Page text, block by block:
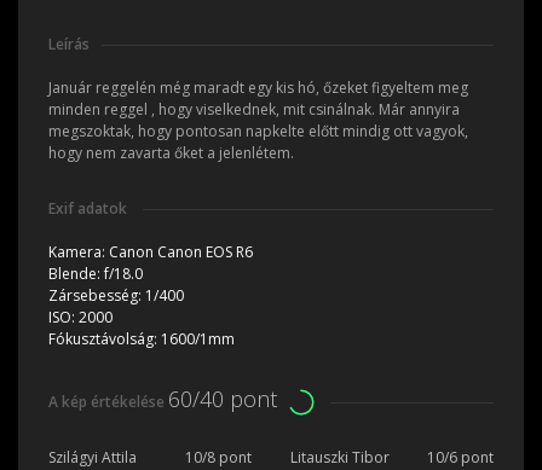
Leírás
Január reggelén még maradt egy kis hó, őzeket figyeltem meg
minden reggel , hogy viselkednek, mit csinálnak. Már annyira
megszoktak, hogy pontosan napkelte előtt mindig ott vagyok,
hogy nem zavarta őket a jelenlétem.
Exif adatok
Kamera: Canon Canon EOS R6
Blende:f/18.0
Zársebesség: 1/400
ISO: 2000
Fókusztávolság: 1600/1mm
A kép értékelése 60/40 pont
Szilágyi Attila 10/8 pont Litauszki Tibor
10/6 pont